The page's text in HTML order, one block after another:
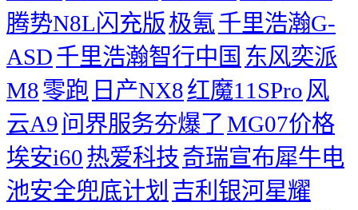
腾势N8L闪充版极氪千里浩瀚G-
ASD千里浩瀚智行中国 东风奕派
M8零跑 日产NX8红魔11SPro 风
云A9 问界服务夯爆了 MG07价格
埃安i60热爱科技奇瑞宣布犀牛电
池安全兜底计划 吉利银河星耀